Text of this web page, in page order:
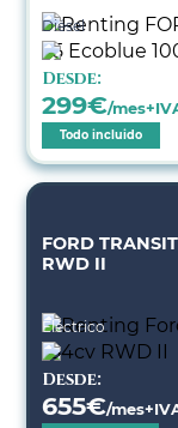
Diésel
Desde:
299€/
Todo incluido
FORD
RWD II
Eléctrico
Desde:
655€/